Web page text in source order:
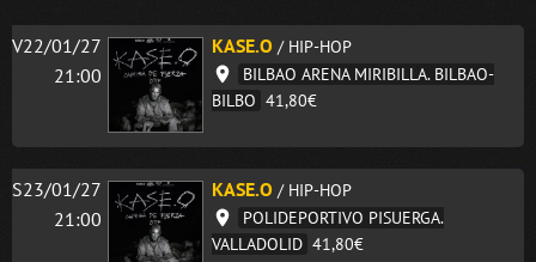
V22/01/27
21:00
KASE.O / HIP-HOP
BILBAO ARENA MIRIBILLA. BILBAO-
BILBO 41,80€
S23/01/27
21:00
KASE.O / HIP-HOP
POLIDEPORTIVO PISUERGA.
VALLADOLID 41,80€